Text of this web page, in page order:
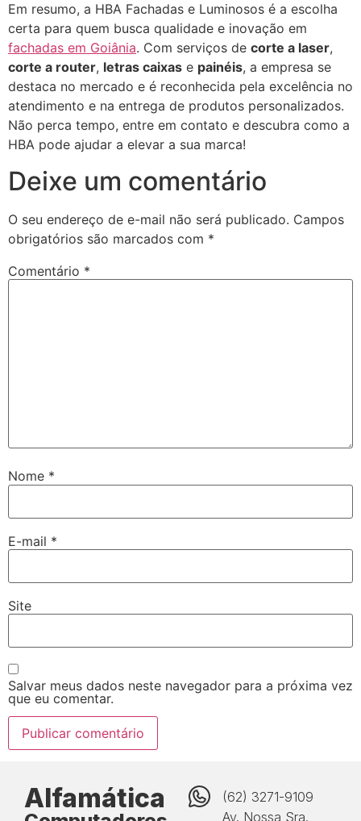
Em resumo, a HBA Fachadas e Luminosos é a escolha
certa para quem busca qualidade e inovação em
fachadas em Goiânia. Com serviços de corte a laser,
corte a router, letras caixas e painéis, a empresa se
destaca no mercado e é reconhecida pela excelência no
atendimento e na entrega de produtos personalizados.
Não perca tempo, entre em contato e descubra como a
HBA pode ajudar a elevar a sua marca!
Deixe um comentário
O seu endereço de e-mail não será publicado. Campos
obrigatórios são marcados com *
Comentário *
Nome *
E-mail *
Site
Salvar meus dados neste navegador para a próxima vez
que eu comentar.
Alfamática
(62) 3271-9109
Av. Nossa Sra.